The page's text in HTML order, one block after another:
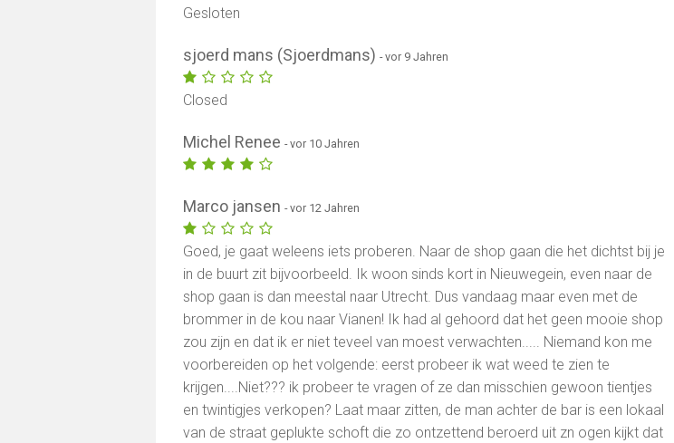
Gesloten
sjoerd mans (Sjoerdmans)- vor 9 Jahren
Closed
Michel Renee- vor 10 Jahren
Marco jansen- vor 12 Jahren
Goed, je gaat weleens iets proberen. Naar de shop gaan die het dichtst bij je
in de buurt zit bijvoorbeeld. Ik woon sinds kort in Nieuwegein, even naar de
shop gaan is dan meestal naar Utrecht. Dus vandaag maar even met de
brommer in de kou naar Vianen! Ik had al gehoord dat het geen mooie shop
zou zijn en dat ik er niet teveel van moest verwachten..... Niemand kon me
voorbereiden op het volgende: eerst probeer ik wat weed te zien te
krijgen....Niet??? ik probeer te vragen of ze dan misschien gewoon tientjes
en twintigjes verkopen? Laat maar zitten, de man achter de bar is een lokaal
van de straat geplukte schoft die zo ontzettend beroerd uit zn ogen kijkt dat